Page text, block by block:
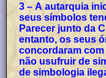
3 – A autarquia
seus símbolos
Parecer junto da
entanto, os seus
concordaram
não usufruir de
de simbologia